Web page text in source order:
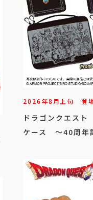
2026年8月上旬 登
ドラゴンクエス
ケース ～40周年